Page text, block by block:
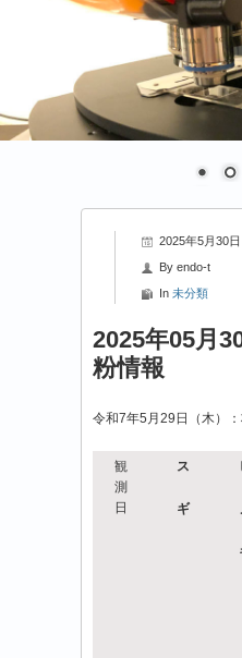
2025年5月30日
By endo-t
In 未分類
2025年05月
粉情報
令和7年5月29日（木）：
観
測
日
ス
ギ